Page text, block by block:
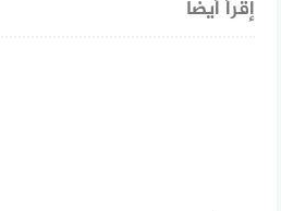
إقرأ أيضا